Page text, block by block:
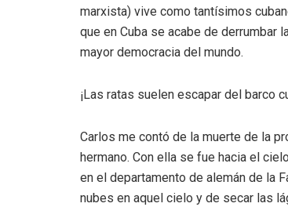
marxista) vive como tantísimos
que en Cuba se acabe de derrumbar
mayor democracia del mundo.
¡Las ratas suelen escapar del barco
Carlos me contó de la muerte de la
hermano. Con ella se fue hacia el
en el departamento de alemán de la
nubes en aquel cielo y de secar las